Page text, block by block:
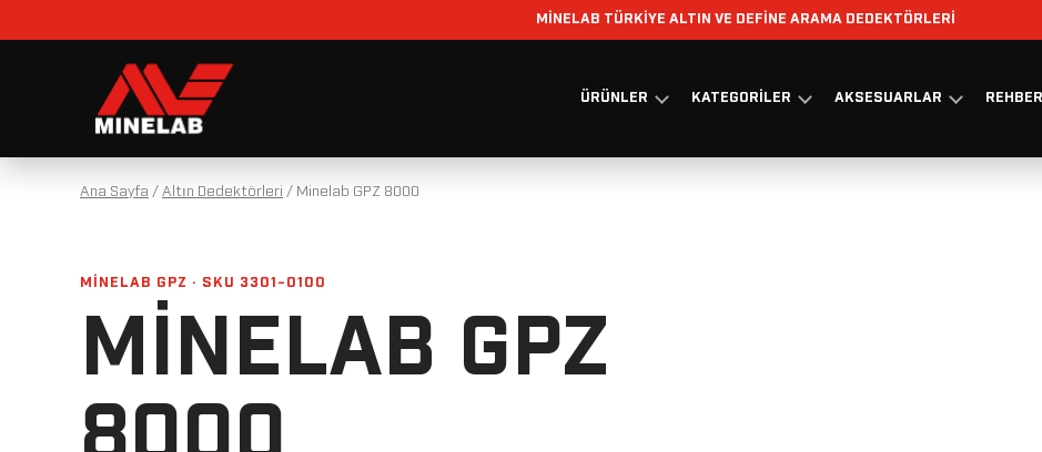
MİNELAB TÜRKİYE ALTIN VE DEFİNE ARAMA DEDEKTÖRLERİ
ÜRÜNLER KATEGORILER AKSESUARLAR
Ana Sayfa / Altın Dedektörleri / Minelab GPZ 8000
MINELAB GPZ · SKU 3301-0100
MINELAB GPZ